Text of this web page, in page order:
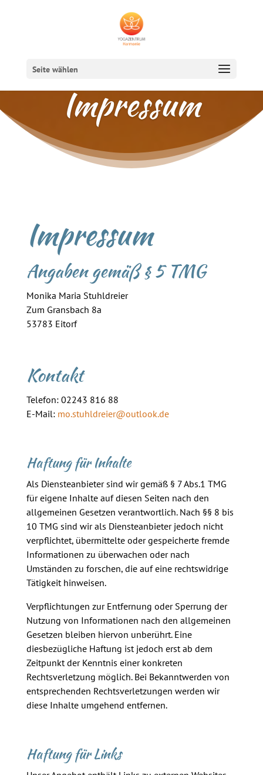
Seite wählen
Impressum
Impressum
Angaben gemäß § 5 TMG
Monika Maria Stuhldreier
Zum Gransbach 8a
53783 Eitorf
Kontakt
Telefon: 02243 816 88
E-Mail: mo.stuhldreier@outlook.de
Haftung für Inhalte
Als Diensteanbieter sind wir gemäß § 7 Abs.1 TMG
für eigene Inhalte auf diesen Seiten nach den
allgemeinen Gesetzen verantwortlich. Nach §§ 8 bis
10 TMG sind wir als Diensteanbieter jedoch nicht
verpflichtet, übermittelte oder gespeicherte fremde
Informationen zu überwachen oder nach
Umständen zu forschen, die auf eine rechtswidrige
Tätigkeit hinweisen.
Verpflichtungen zur Entfernung oder Sperrung der
Nutzung von Informationen nach den allgemeinen
Gesetzen bleiben hiervon unberührt. Eine
diesbezügliche Haftung ist jedoch erst ab dem
Zeitpunkt der Kenntnis einer konkreten
Rechtsverletzung möglich. Bei Bekanntwerden von
entsprechenden Rechtsverletzungen werden wir
diese Inhalte umgehend entfernen.
Haftung für Links